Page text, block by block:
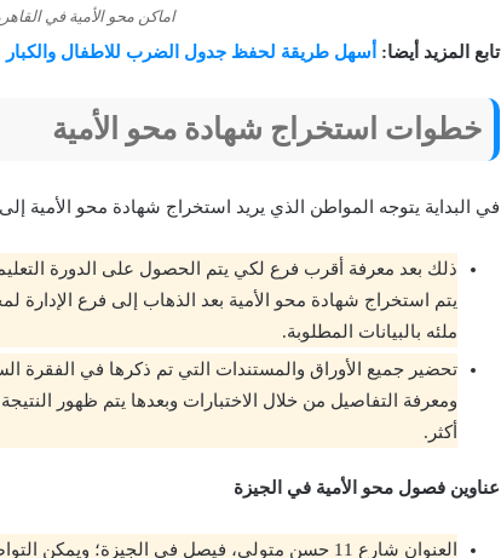
اماكن محو الأمية في
تابع المزيد أيضا: أسهل طريقة لحفظ جدول الضرب للاطفال والكبار
خطوات استخراج شهادة محو الأمية
في البداية يتوجه المواطن الذي يريد استخراج شهادة محو الأمية إلى
ذلك بعد معرفة أقرب فرع لكي يتم الحصول على الدورة
يتم استخراج شهادة محو الأمية بعد الذهاب إلى فرع الإدارة
ملئه بالبيانات المطلوبة.
تحضير جميع الأوراق والمستندات التي تم ذكرها في الفقرة
أكثر.
عناوين فصول محو الأمية في الجيزة